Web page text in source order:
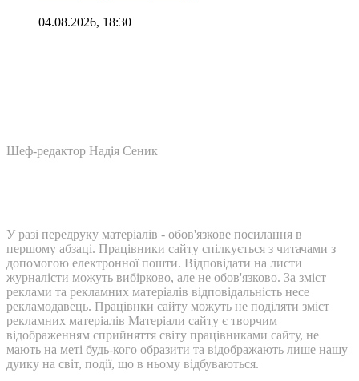
04.08.2026, 18:30
Шеф-редактор Надія Сеник
У разі передруку матеріалів - обов'язкове посилання в
першому абзаці. Працівники сайту спілкується з читачами з
допомогою електронної пошти. Відповідати на листи
журналісти можуть вибірково, але не обов'язково. За зміст
реклами та рекламних матеріалів відповідальність несе
рекламодавець. Працівнки сайту можуть не поділяти зміст
рекламних матеріалів Матеріали сайту є творчим
відображенням сприйняття світу працівниками сайту, не
мають на меті будь-кого образити та відображають лише нашу
дуику на світ, події, що в ньому відбуваються.